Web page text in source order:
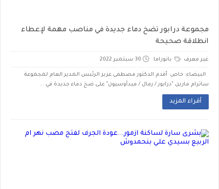
مجموعة درابور تضخ دماء جديدة في مناصب مهمة لإعطاء
انطلاقة صحيحة
غير معرف بانوراما 30 سبتمبر 2022
البيضاء: خاص أقدم الدكتور مصطفى عزيز الرئبس المدير العام لمجموعة
ساترام مارين "درابور / رمال / ميدأوسيون" على ضخ دماء جديدة في ...
أقراء المزيد